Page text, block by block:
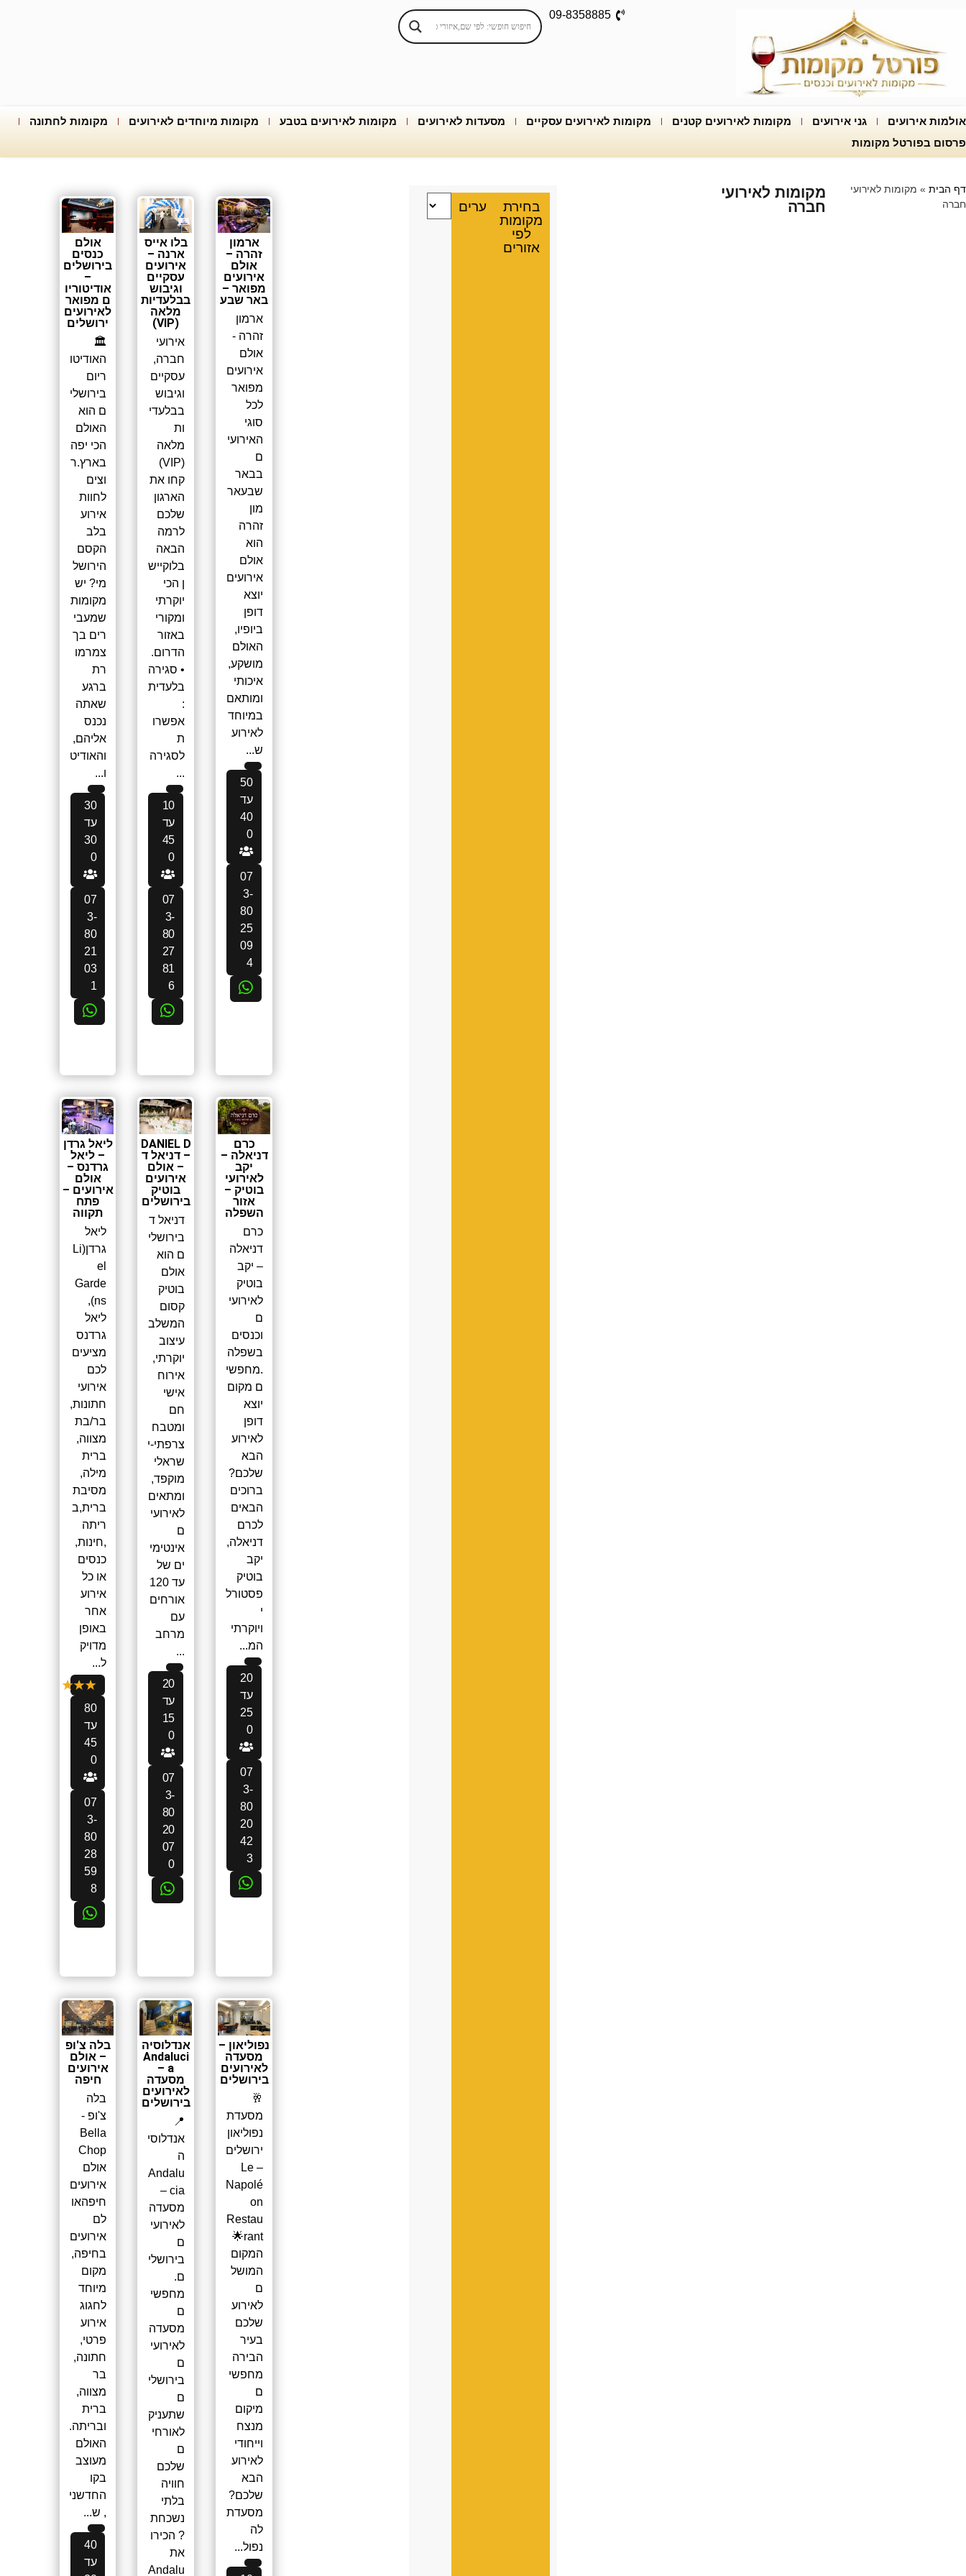
09-8358885
אולמות אירועים גני אירועים מקומות לאירועים קטנים מקומות לאירועים עסקיים מסעדות לאירועים מקומות לאירועים בטבע מקומות מיוחדים לאירועים
מקומות לחתונה
פרסום בפורטל מקומות
דף הבית » מקומות לאירועי
חברה
מקומות לאירועי
חברה
בחירת
מקומות
לפי
אזורים
ערים
ארמון
זהרה –
אולם
אירועים
מפואר –
באר שבע
ארמון
זהרה -
אולם
אירועים
מפואר
לכל
סוגי
האירועי
ם
בבאר
שבעאר
מון
זהרה
הוא
אולם
אירועים
יוצא
דופן
ביופיו,
האולם
מושקע,
איכותי
ומותאם
במיוחד
לאירוע
ש...
50
עד
40
0
07
3-
80
25
09
4
בלו אייס
ארנה –
אירועים
עסקיים
וגיבוש
בבלעדיות
מלאה
(VIP)
אירועי
חברה,
עסקיים
וגיבוש
בבלעדי
ות
מלאה
(VIP)
קחו את
הארגון
שלכם
לרמה
הבאה
בלוקייש
ן הכי
יוקרתי
ומקורי
באזור
הדרום.
• סגירה
בלעדית
:
אפשרו
ת
לסגירה
...
10
עד
45
0
07
3-
80
27
81
6
אולם
כנסים
בירושלים
–
אודיטוריו
ם מפואר
לאירועים
ירושלים
🏛️
האודיטו
ריום
בירושלי
ם הוא
האולם
הכי יפה
בארץ.ר
וצים
לחוות
אירוע
בלב
הקסם
הירושל
מי? יש
מקומות
שמעבי
רים בך
צמרמו
רת
ברגע
שאתה
נכנס
אליהם,
והאודיט
ו...
30
עד
30
0
07
3-
80
21
03
1
כרם
דניאלה –
יקב
לאירועי
בוטיק –
אזור
השפלה
כרם
דניאלה
– יקב
בוטיק
לאירועי
ם
וכנסים
בשפלה
.מחפשי
ם מקום
יוצא
דופן
לאירוע
הבא
שלכם?
ברוכים
הבאים
לכרם
דניאלה,
יקב
בוטיק
פסטורל
י
ויוקרתי
המ...
20
עד
25
0
07
3-
80
20
42
3
DANIEL D
– דניאל ד
– אולם
אירועים
בוטיק
בירושלים
דניאל ד
בירושלי
ם הוא
אולם
בוטיק
קסום
המשלב
עיצוב
יוקרתי,
אירוח
אישי
חם
ומטבח
צרפתי-י
שראלי
מוקפד,
ומתאים
לאירועי
ם
אינטימי
ים של
עד 120
אורחים
עם
מרחב
...
20
עד
15
0
07
3-
80
20
07
0
ליאל גרדן
– ליאל
גרדנס –
אולם
אירועים –
פתח
תקווה
ליאל
גרדן(Li
el
Garde
ns),
ליאל
גרדנס
מציעים
לכם
אירועי
חתונות,
בר/בת
מצווה,
ברית
מילה,
מסיבת
ברית,ב
ריתה
,חינות,
כנסים
או כל
אירוע
אחר
באופן
מדויק
ל...
80
עד
45
0
07
3-
80
28
59
8
נפוליאון –
מסעדה
לאירועים
בירושלים
🥂
מסעדת
נפוליאון
ירושלים
– Le
Napolé
on
Restau
rant🌟
המקום
המושל
ם
לאירוע
שלכם
בעיר
הבירה
מחפשי
ם
מיקום
מנצח
וייחודי
לאירוע
הבא
שלכם?
מסעדת
לה
נפול...
אנדלוסיה
Andaluci
a –
מסעדה
לאירועים
בירושלים
📍
אנדלוסי
ה
Andalu
cia –
מסעדה
לאירועי
ם
בירושלי
ם.
מחפשי
ם
מסעדה
לאירועי
ם
בירושלי
ם
שתעניק
לאורחי
ם
שלכם
חוויה
בלתי
נשכחת
? הכירו
את
Andalu
בלה צ'ופ
– אולם
אירועים
חיפה
בלה
צ'ופ -
Bella
Chop
אולם
אירועים
חיפהאו
לם
אירועים
בחיפה,
מקום
מיוחד
לחגוג
אירוע
פרטי,
חתונה,
בר
מצווה,
ברית
ובריתה.
האולם
מעוצב
בקו
החדשני
, ש...
40
עד